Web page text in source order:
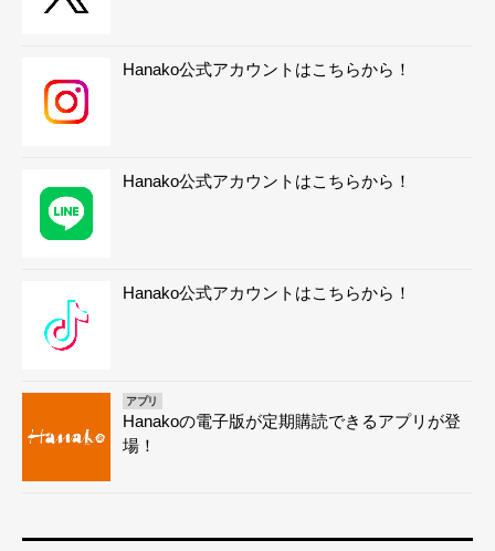
Hanako公式アカウントはこちらから！
Hanako公式アカウントはこちらから！
Hanako公式アカウントはこちらから！
アプリ
Hanakoの電子版が定期購読できるアプリが登
場！